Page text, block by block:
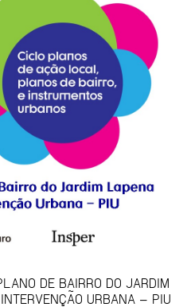
DE BAIRRO DO JARDIM
URBANA – PIU